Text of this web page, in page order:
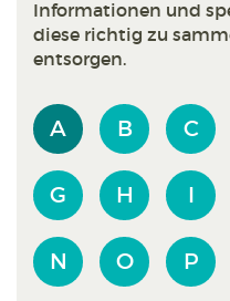
Informationen und
diese richtig zu
entsorgen.
A B C
G H I
N O P